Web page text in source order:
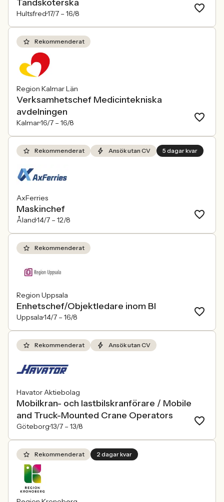
Tandsköterska
Hultsfred17/7 – 16/8
Rekommenderat
Region Kalmar Län
Verksamhetschef Medicintekniska
avdelningen
Kalmar16/7 – 16/8
Rekommenderat Ansök utan CV 5 dagar kvar
AxFerries
Maskinchef
Åland14/7 – 12/8
Rekommenderat
Region Uppsala
Enhetschef/Objektledare inom BI
Uppsala14/7 – 16/8
Rekommenderat Ansök utan CV
Havator Aktiebolag
Mobilkran- och lastbilskranförare / Mobile
and Truck-Mounted Crane Operators
Göteborg13/7 – 13/8
Rekommenderat 2 dagar kvar